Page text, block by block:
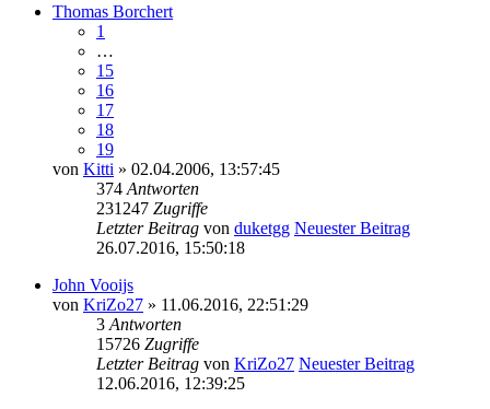
Thomas Borchert
1
…
15
16
17
18
19
von Kitti » 02.04.2006, 13:57:45
374 Antworten
231247 Zugriffe
Letzter Beitrag von duketgg Neuester Beitrag
26.07.2016, 15:50:18
John Vooijs
von KriZo27 » 11.06.2016, 22:51:29
3 Antworten
15726 Zugriffe
Letzter Beitrag von KriZo27 Neuester Beitrag
12.06.2016, 12:39:25